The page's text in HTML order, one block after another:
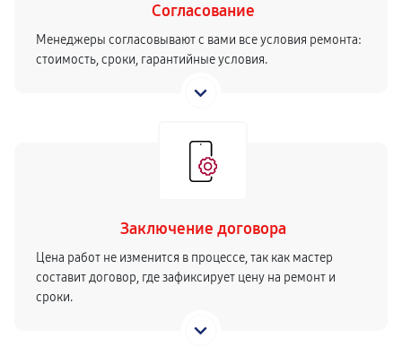
Согласование
Менеджеры согласовывают с вами все условия ремонта:
стоимость, сроки, гарантийные условия.
Заключение договора
Цена работ не изменится в процессе, так как мастер
составит договор, где зафиксирует цену на ремонт и
сроки.